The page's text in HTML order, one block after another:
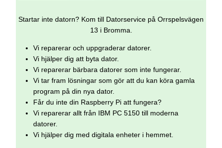
Startar inte datorn? Kom till Datorservice på Orrspelsvägen
13 i Bromma.
Vi reparerar och uppgraderar datorer.
Vi hjälper dig att byta dator.
Vi reparerar bärbara datorer som inte fungerar.
Vi tar fram lösningar som gör att du kan köra gamla
program på din nya dator.
Får du inte din Raspberry Pi att fungera?
Vi reparerar allt från IBM PC 5150 till moderna
datorer.
Vi hjälper dig med digitala enheter i hemmet.